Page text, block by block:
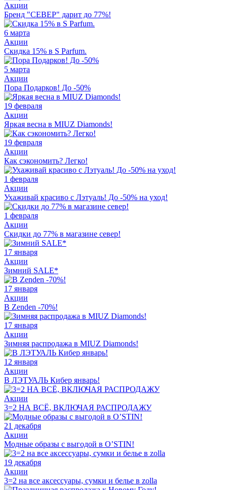
Акции
Бренд "СЕВЕР" дарит до 77%!
6 марта
Акции
Скидка 15% в S Parfum.
5 марта
Акции
Пора Подарков! До -50%
19 февраля
Акции
Яркая весна в MIUZ Diamonds!
19 февраля
Акции
Как сэкономить? Легко!
1 февраля
Акции
Ухаживай красиво с Лэтуаль! До -50% на уход!
1 февраля
Акции
Скидки до 77% в магазине север!
17 января
Акции
Зимний SALE*
17 января
Акции
В Zenden -70%!
17 января
Акции
Зимняя распродажа в MIUZ Diamonds!
12 января
Акции
В ЛЭТУАЛЬ Кибер январь!
Акции
3=2 НА ВСЁ, ВКЛЮЧАЯ РАСПРОДАЖУ
21 декабря
Акции
Модные образы с выгодой в O’STIN!
19 декабря
Акции
3=2 на все аксессуары, сумки и белье в zolla